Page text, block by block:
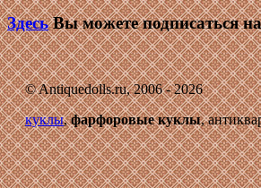
ЗдесьВы можете подписаться
© Antiquedolls.ru, 2006 - 2026
куклы,фарфоровые куклы,